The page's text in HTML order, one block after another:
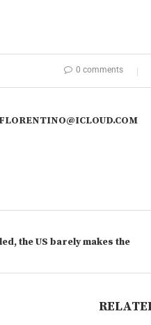
0 comments
the US barely makes the